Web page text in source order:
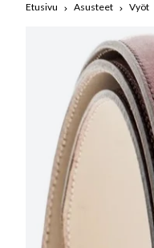
Etusivu Asusteet Vyöt